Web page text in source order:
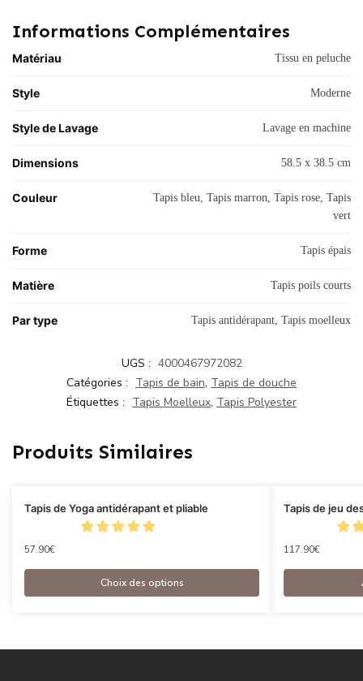
Informations Complémentaires
Matériau Tissu en peluche
Style Moderne
Style de Lavage Lavage en machine
Dimensions 58.5 x 38.5 cm
Couleur
Tapis bleu, Tapis marron, Tapis rose, Tapis
vert
Forme Tapis épais
Matière Tapis poils courts
Par type Tapis antidérapant, Tapis moelleux
UGS : 4000467972082
Catégories : Tapis de bain, Tapis de douche
Étiquettes : Tapis Moelleux, Tapis Polyester
Produits Similaires
Tapis de Yoga antidérapant et pliable
57.90€
Choix des options
Tapis de jeu
117.90€